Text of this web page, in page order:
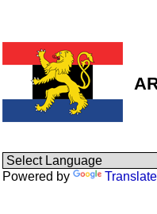
Powered by Translate